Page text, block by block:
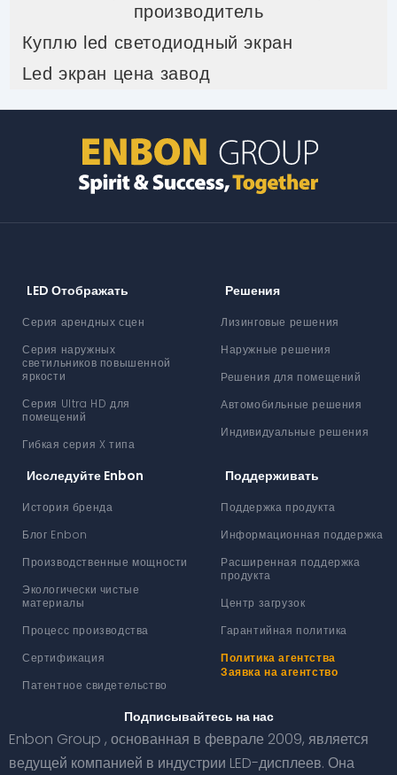
производитель
Куплю led светодиодный экран
Led экран цена завод
LED Отображать
Серия арендных сцен
Серия наружных
светильников повышенной
яркости
Серия Ultra HD для
помещений
Гибкая серия X типа
Решения
Лизинговые решения
Наружные решения
Решения для помещений
Автомобильные решения
Индивидуальные решения
Исследуйте Enbon
История бренда
Блог Enbon
Производственные мощности
Экологически чистые
материалы
Процесс производства
Сертификация
Патентное свидетельство
Поддерживать
Поддержка продукта
Информационная поддержка
Расширенная поддержка
продукта
Центр загрузок
Гарантийная политика
Политика агентства
Заявка на агентство
Подписывайтесь на нас
Enbon Group , основанная в феврале 2009, является
ведущей компанией в индустрии LED-дисплеев. Она